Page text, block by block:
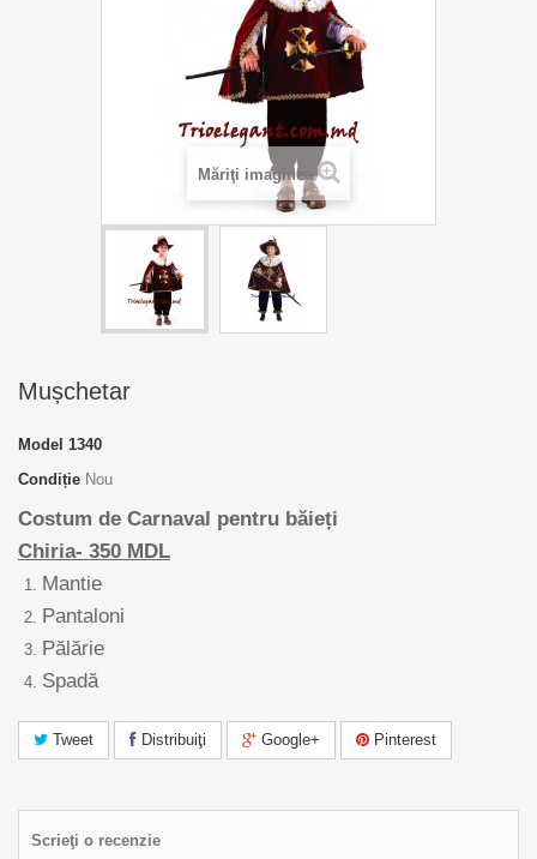
Măriţi imaginea
Mușchetar
Model 1340
Condiție Nou
Costum de Carnaval pentru băieți
Chiria- 350 MDL
Mantie
Pantaloni
Pălărie
Spadă
Tweet Distribuiţi Google+ Pinterest
Scrieţi o recenzie